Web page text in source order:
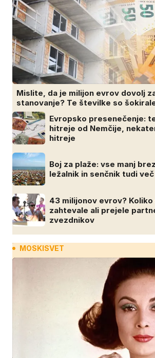
Mislite, da je milijon evrov dovolj
stanovanje? Te številke so
Evropsko presenečenje:
hitreje od Nemčije,
hitreje
Boj za plaže: vse manj
ležalnik in senčnik tudi
43 milijonov evrov?
zahtevale ali prejele
zvezdnikov
MOSKISVET